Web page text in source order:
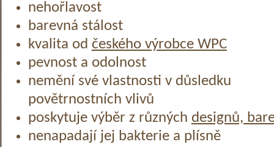
nehořlavost
barevná stálost
kvalita od českého výrobce WPC
pevnost a odolnost
nemění své vlastnosti v důsledku
povětrnostních vlivů
poskytuje výběr z různých designů,
nenapadají jej bakterie a plísně